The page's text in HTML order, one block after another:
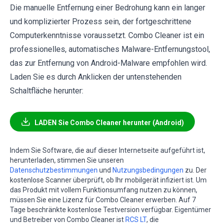
Die manuelle Entfernung einer Bedrohung kann ein langer
und komplizierter Prozess sein, der fortgeschrittene
Computerkenntnisse voraussetzt. Combo Cleaner ist ein
professionelles, automatisches Malware-Entfernungstool,
das zur Entfernung von Android-Malware empfohlen wird.
Laden Sie es durch Anklicken der untenstehenden
Schaltfläche herunter:
LADEN Sie Combo Cleaner herunter (Android)
Indem Sie Software, die auf dieser Internetseite aufgeführt ist,
herunterladen, stimmen Sie unseren
Datenschutzbestimmungen und Nutzungsbedingungen zu. Der
kostenlose Scanner überprüft, ob Ihr mobilgerät infiziert ist. Um
das Produkt mit vollem Funktionsumfang nutzen zu können,
müssen Sie eine Lizenz für Combo Cleaner erwerben. Auf 7
Tage beschränkte kostenlose Testversion verfügbar. Eigentümer
und Betreiber von Combo Cleaner ist RCS LT, die